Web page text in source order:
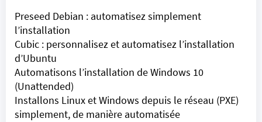
Preseed Debian : automatisez simplement
l’installation
Cubic : personnalisez et automatisez l’installation
d’Ubuntu
Automatisons l’installation de Windows 10
(Unattended)
Installons Linux et Windows depuis le réseau (PXE)
simplement, de manière automatisée